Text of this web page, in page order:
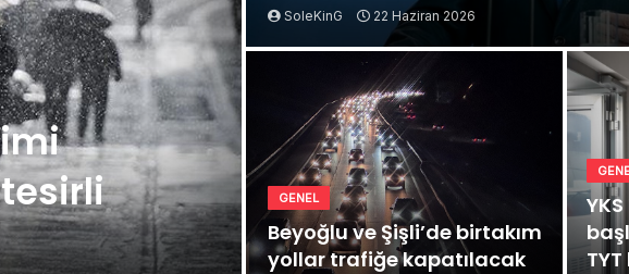
SoleKinG 22 Haziran 2026
GENEL
Beyoğlu ve Şişli’de birtakım
yollar trafiğe kapatılacak